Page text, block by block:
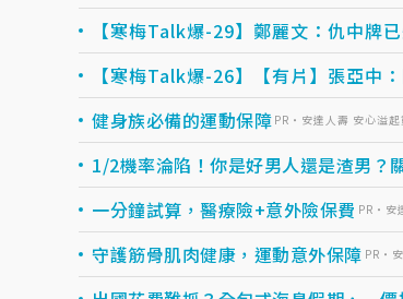
【寒梅Talk爆-29】鄭麗文：仇中
【寒梅Talk爆-26】【有片】張亞中
健身族必備的運動保障 PR・安達人壽 安心溢起
1/2機率淪陷！你是好男人還是渣男？
一分鐘試算，醫療險+意外險保費 PR・安
守護筋骨肌肉健康，運動意外保障 PR・